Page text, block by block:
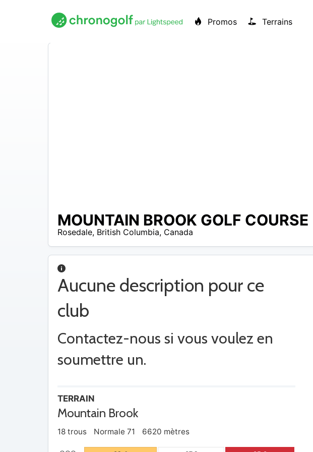
Promos Terrains
MOUNTAIN BROOK GOLF COURSE
Rosedale, British Columbia, Canada
Aucune description pour ce
club
Contactez-nous si vous voulez en
soumettre un.
TERRAIN
Mountain Brook
18 trous Normale 71 6620 mètres